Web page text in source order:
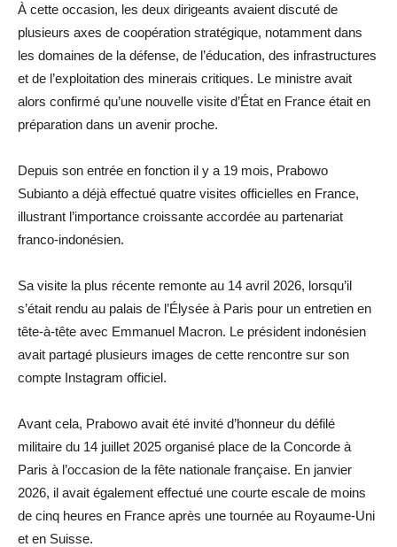
À cette occasion, les deux dirigeants avaient discuté de
plusieurs axes de coopération stratégique, notamment dans
les domaines de la défense, de l’éducation, des infrastructures
et de l’exploitation des minerais critiques. Le ministre avait
alors confirmé qu’une nouvelle visite d’État en France était en
préparation dans un avenir proche.
Depuis son entrée en fonction il y a 19 mois, Prabowo
Subianto a déjà effectué quatre visites officielles en France,
illustrant l’importance croissante accordée au partenariat
franco-indonésien.
Sa visite la plus récente remonte au 14 avril 2026, lorsqu’il
s’était rendu au palais de l’Élysée à Paris pour un entretien en
tête-à-tête avec Emmanuel Macron. Le président indonésien
avait partagé plusieurs images de cette rencontre sur son
compte Instagram officiel.
Avant cela, Prabowo avait été invité d’honneur du défilé
militaire du 14 juillet 2025 organisé place de la Concorde à
Paris à l’occasion de la fête nationale française. En janvier
2026, il avait également effectué une courte escale de moins
de cinq heures en France après une tournée au Royaume-Uni
et en Suisse.